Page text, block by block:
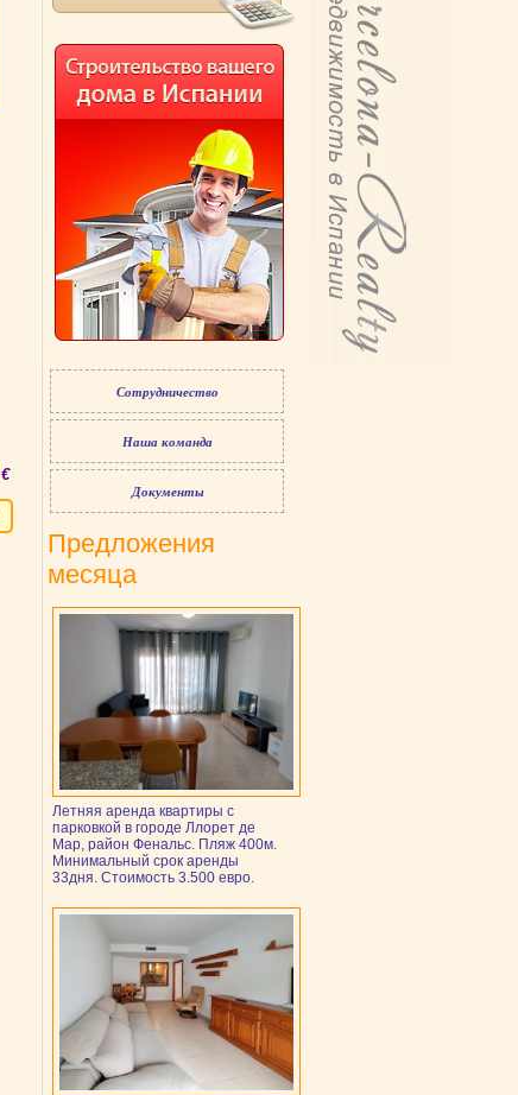
€
Сотрудничество
Наша команда
Документы
Предложения
месяца
Летняя аренда квартиры с
парковкой в городе Ллорет де
Мар, район Фенальс. Пляж 400м.
Минимальный срок аренды
33дня. Стоимость 3.500 евро.